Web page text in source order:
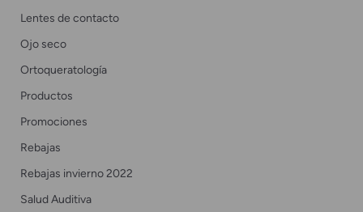
Lentes de contacto
Ojo seco
Ortoqueratología
Productos
Promociones
Rebajas
Rebajas invierno 2022
Salud Auditiva